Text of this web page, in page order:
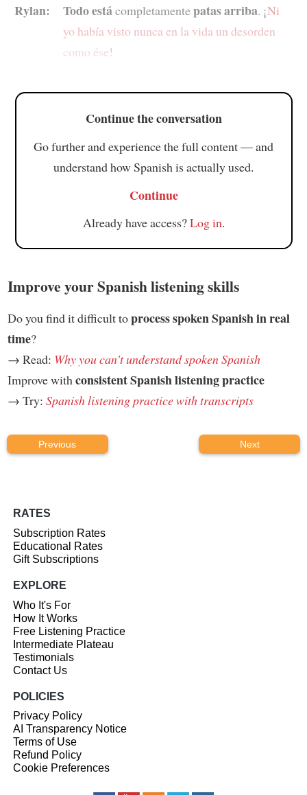
Rylan: Todo está completamentepatas arriba. ¡Ni
yo había visto nunca en la vida un desorden
como ése!
Continue the conversation
Go further and experience the full content — and
understand how Spanish is actually used.
Continue
Already have access?Log in.
Improve your Spanish listening skills
Do you find it difficult toprocess spoken Spanish in real
time?
→ Read: Why you can't understand spoken Spanish
Improve with consistent Spanish listening practice
→ Try: Spanish listening practice with transcripts
Previous Next
RATES
Subscription Rates
Educational Rates
Gift Subscriptions
EXPLORE
Who It's For
How It Works
Free Listening Practice
Intermediate Plateau
Testimonials
Contact Us
POLICIES
Privacy Policy
AI Transparency Notice
Terms of Use
Refund Policy
Cookie Preferences